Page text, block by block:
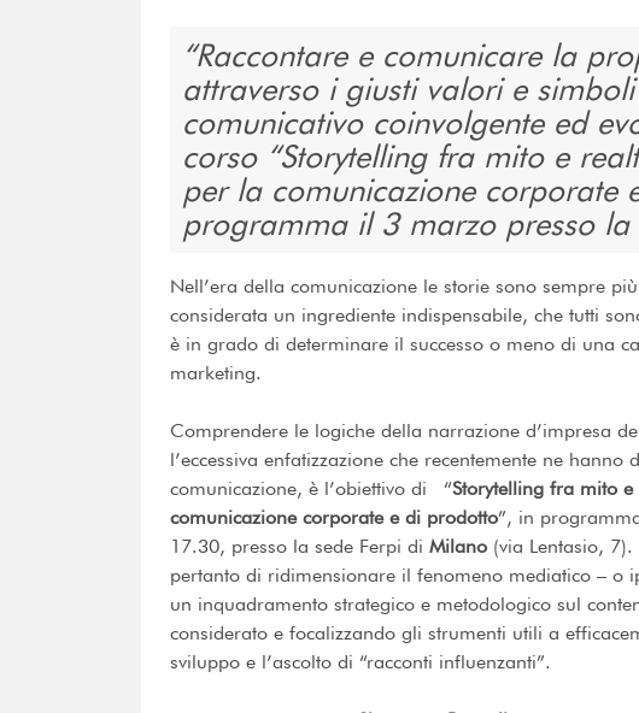
Raccontare e comunicare la
attraverso i giusti valori e
comunicativo coinvolgente ed
corso “Storytelling fra mito e
per la comunicazione corporate
programma il 3 marzo presso la
Nell’era della comunicazione le storie sono sempre
considerata un ingrediente indispensabile, che tutti
è in grado di determinare il successo o meno di una
marketing.
Comprendere le logiche della narrazione d’impresa
l’eccessiva enfatizzazione che recentemente ne
comunicazione, è l’obiettivo di “Storytelling fra mito
comunicazione corporate e di prodotto”, in
17.30, presso la sede Ferpi di Milano (via Lentasio,
pertanto di ridimensionare il fenomeno mediatico – o
un inquadramento strategico e metodologico sul
considerato e focalizzando gli strumenti utili a
sviluppo e l’ascolto di “racconti influenzanti”.